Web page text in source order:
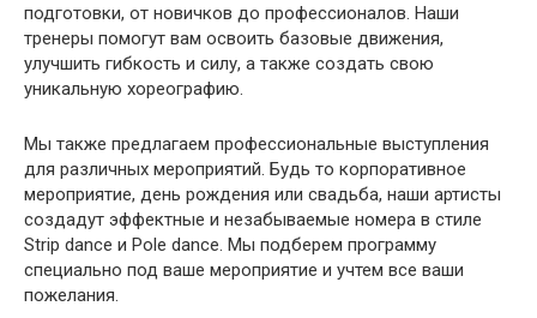
подготовки, от новичков до профессионалов. Наши
тренеры помогут вам освоить базовые движения,
улучшить гибкость и силу, а также создать свою
уникальную хореографию.
Мы также предлагаем профессиональные выступления
для различных мероприятий. Будь то корпоративное
мероприятие, день рождения или свадьба, наши артисты
создадут эффектные и незабываемые номера в стиле
Strip dance и Pole dance. Мы подберем программу
специально под ваше мероприятие и учтем все ваши
пожелания.